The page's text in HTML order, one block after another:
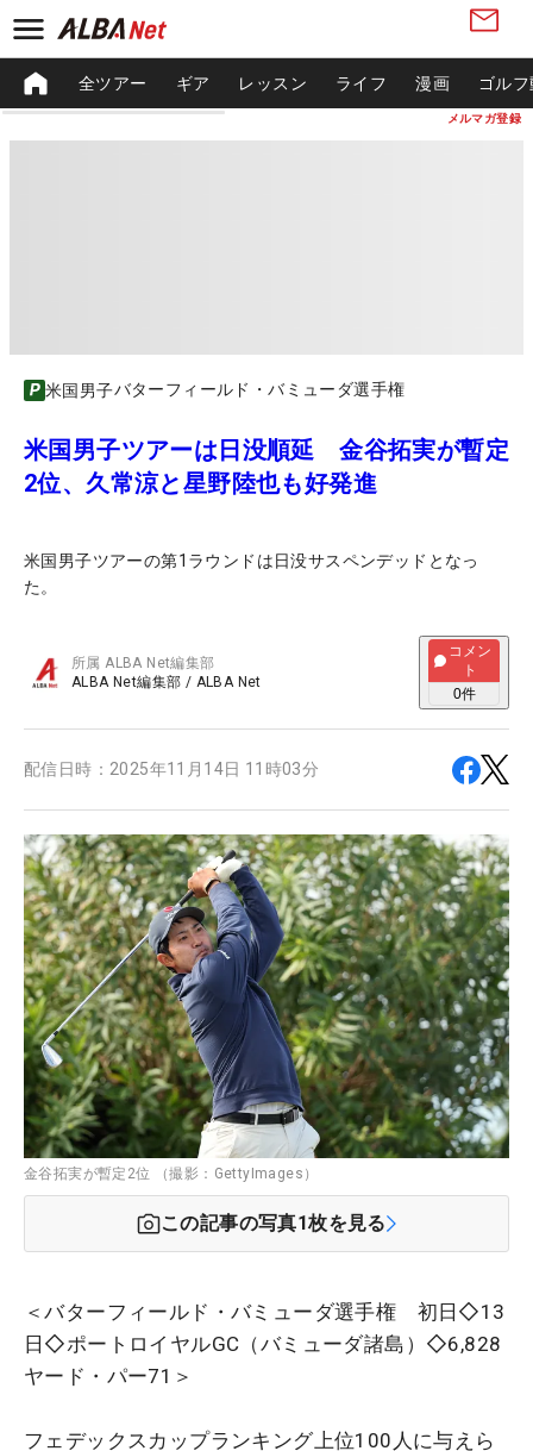
メルマガ登録
全ツアー ギア レッスン ライフ 漫画 ゴル
米国男子バターフィールド・バミューダ選手権
米国男子ツアーは日没順延 金谷拓実が暫定
2位、久常涼と星野陸也も好発進
米国男子ツアーの第1ラウンドは日没サスペンデッドとなっ
た。
所属ALBA Net編集部
ALBA Net編集部 / ALBA Net
コメン
ト
0件
配信日時： 2025年11月14日 11時03分
金谷拓実が暫定2位 （撮影：GettyImages）
この記事の写真1枚を見る
＜バターフィールド・バミューダ選手権 初日◇13
日◇ポートロイヤルGC（バミューダ諸島）◇6,828
ヤード・パー71＞
フェデックスカップランキング上位100人に与えら